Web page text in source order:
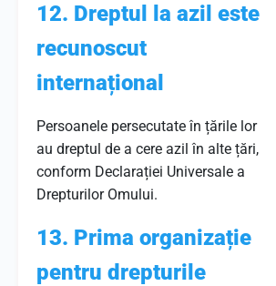
12. Dreptul la azil este
recunoscut
internațional
Persoanele persecutate în țările lor
au dreptul de a cere azil în alte țări,
conform Declarației Universale a
Drepturilor Omului.
13. Prima organizație
pentru drepturile